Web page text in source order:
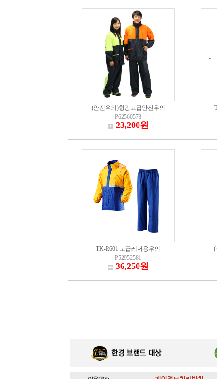
(안전우의)형광고급안전우의
P62560578
23,200원
TK-R601 고급레저용우의
P52952581
36,250원
(